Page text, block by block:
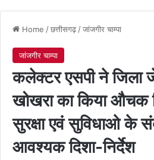
Home /छत्तीसगढ़/जांजगीर चाम्पा
जांजगीर चाम्पा
कलेक्टर एसपी ने जिला
खोखरा का किया औचक
सुरक्षा एवं सुविधाओ के
आवश्यक दिशा-निर्देश